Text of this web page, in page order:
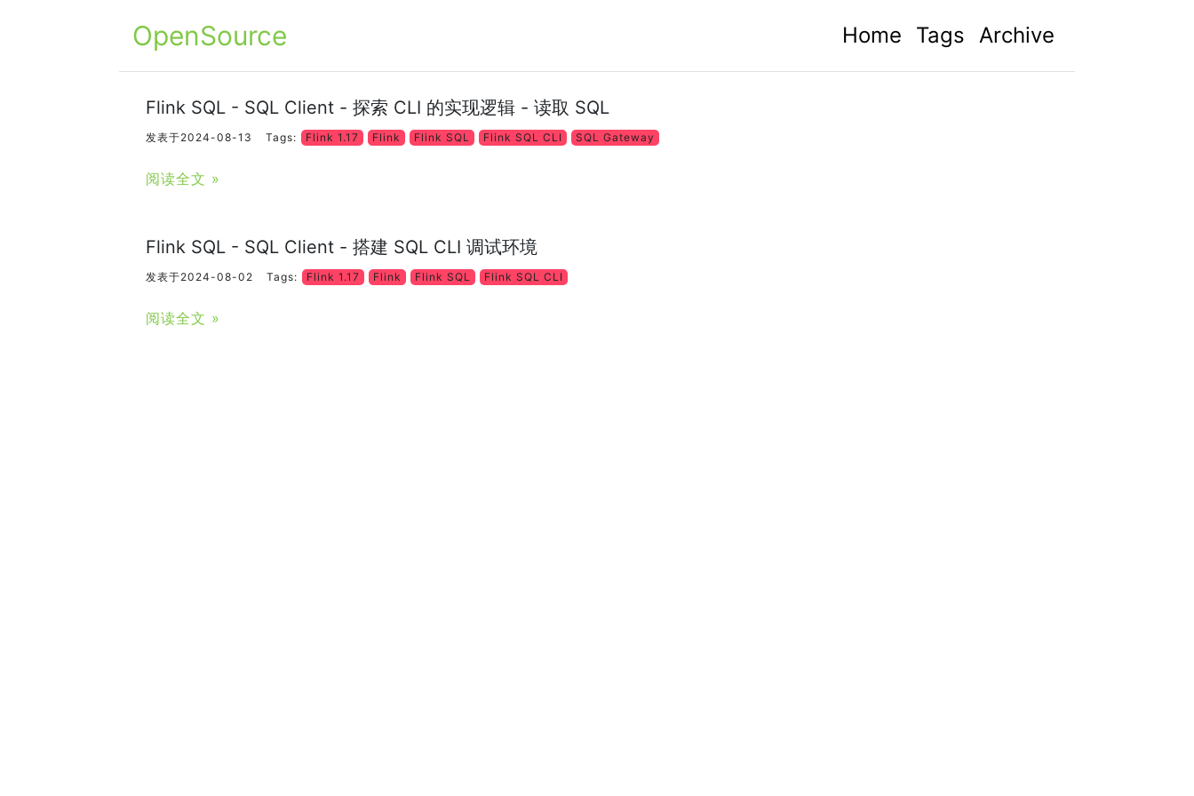
OpenSource Home Tags Archive
Flink SQL - SQL Client - 探索 CLI 的实现逻辑 - 读取 SQL
发表于2024-08-13 Tags: Flink 1.17 Flink Flink SQL Flink SQL CLI SQL Gateway
阅读全文 »
Flink SQL - SQL Client - 搭建 SQL CLI 调试环境
发表于2024-08-02 Tags: Flink 1.17 Flink Flink SQL Flink SQL CLI
阅读全文 »